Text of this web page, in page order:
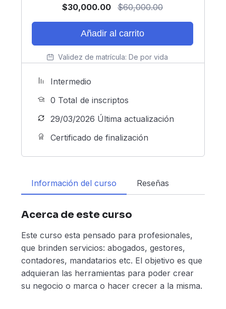
$30,000.00 $60,000.00
Añadir al carrito
Validez de matrícula: De por vida
Intermedio
0 TotaI de inscriptos
29/03/2026 Última actualización
Certificado de finalización
Información del curso Reseñas
Acerca de este curso
Este curso esta pensado para profesionales,
que brinden servicios: abogados, gestores,
contadores, mandatarios etc. El objetivo es que
adquieran las herramientas para poder crear
su negocio o marca o hacer crecer a la misma.